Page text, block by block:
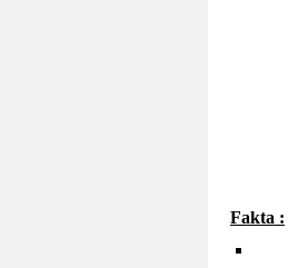
Fakta :